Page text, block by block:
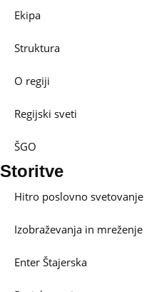
Ekipa
Struktura
O regiji
Regijski sveti
ŠGO
Storitve
Hitro poslovno svetovanje
Izobraževanja in mreženje
Enter Štajerska